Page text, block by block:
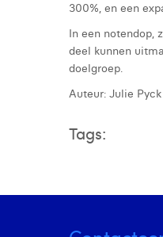
300%, en een
In een notendop,
deel kunnen
doelgroep.
Auteur: Julie Pyck
Tags: